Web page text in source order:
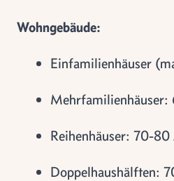
Wohngebäude:
Einfamilienhäuser
Reihenhäuser: 70-80
Doppelhaushälften: